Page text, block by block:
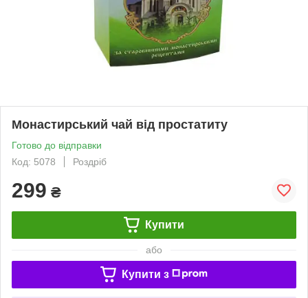
Монастирський чай від простатиту
Готово до відправки
Код: 5078
Роздріб
299 ₴
Купити
або
Купити з